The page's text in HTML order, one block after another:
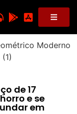
de 17
e se
em